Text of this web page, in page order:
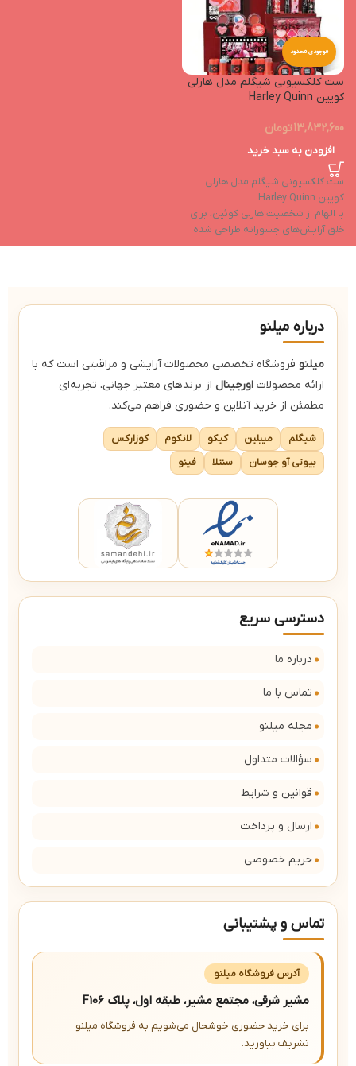
موجودی محدود
ست کلکسیونی شیگلم مدل هارلی
کویین Harley Quinn
13,832,600تومان
افزودن به سبد خرید
ست کلکسیونی شیگلم مدل هارلی
کویین Harley Quinn
با الهام از شخصیت هارلی کوئین، برای
خلق آرایش‌های جسورانه طراحی شده
است.
با طراحی منحصربه‌فرد و کاربرد آسان،
مناسب برای ایجاد ظاهری خلاقانه و
متفاوت می‌باش
درباره میلنو
میلنو فروشگاه تخصصی محصولات آرایشی و مراقبتی است که با
ارائه محصولات اورجینال از برندهای معتبر جهانی، تجربه‌ای
مطمئن از خرید آنلاین و حضوری فراهم می‌کند.
شیگلم میبلین کیکو لانکوم
کوزارکس
بیوتی آو جوسان
سنتلا فینو
دسترسی سریع
درباره ما
تماس با ما
مجله میلنو
سؤالات متداول
قوانین و شرایط
ارسال و پرداخت
حریم خصوصی
تماس و پشتیبانی
آدرس فروشگاه میلنو
مشیر شرقی، مجتمع مشیر، طبقه اول، پلاک F106
برای خرید حضوری خوشحال می‌شویم به فروشگاه میلنو
تشریف بیاورید.